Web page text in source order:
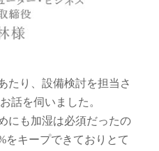
り、設備検討を担当さ
話を伺いました。
にも加湿は必須だったの
をキープできておりとて